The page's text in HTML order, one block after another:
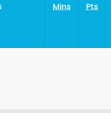
Mins Pts